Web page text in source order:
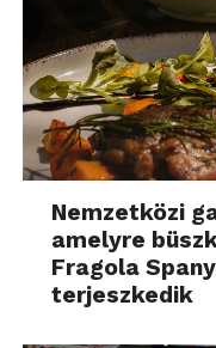
Nemzetközi
amelyre
Fragola
terjeszkedik